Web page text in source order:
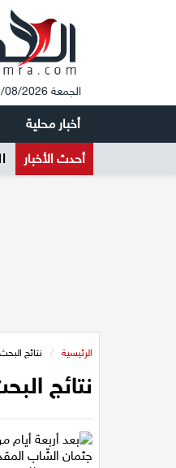
الجمعة 07/08/2026 09:15
أخبار محلية
أحدث الأخبار
الرئيسية / نتائج
نتائج